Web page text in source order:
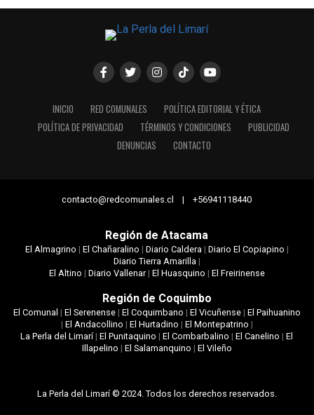
INICIO RED COMUNALES
POLÍTICA EDITORIAL Y ÉTICA
POLÍTICA DE PRIVACIDAD
TÉRMINOS Y CONDICIONES
PUBLICIDAD
DENUNCIAS
CONTACTO
contacto@redcomunales.cl | +56941118440
Región de Atacama
El Almagrino | El Chañaralino | Diario Caldera| Diario El Copiapino |
Diario Tierra Amarilla|
El Altino | Diario Vallenar| El Huasquino | El Freirinense
Región de Coquimbo
El Comunal | El Serenense| El Coquimbano | El Vicuñense| El Paihuanino
| El Andacollino | El Hurtadino | El Montepatrino |
La Perla del Limarí|El Punitaquino |El Combarbalino |El Canelino |El
Illapelino | El Salamanquino | El Vileño
La Perla del Limarí © 2024. Todos los derechos reservados.